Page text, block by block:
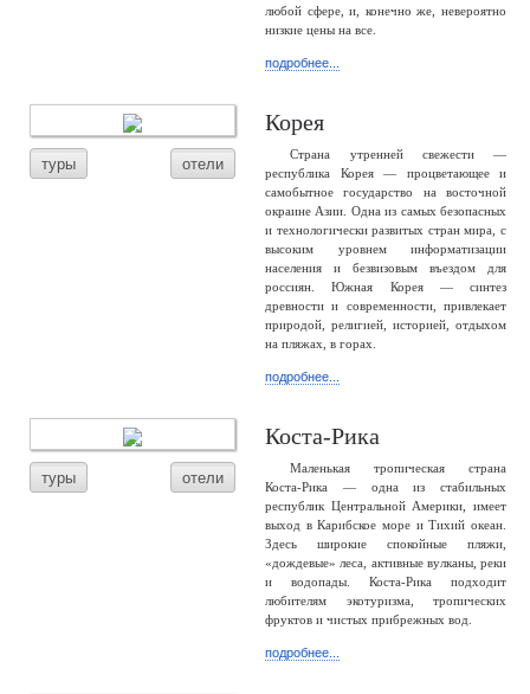
любой сфере, и, конечно же, невероятно
низкие цены на все.
подробнее...
туры отели
Корея
Страна утренней свежести —
республика Корея — процветающее и
самобытное государство на восточной
окраине Азии. Одна из самых безопасных
и технологически развитых стран мира, с
высоким уровнем информатизации
населения и безвизовым въездом для
россиян. Южная Корея — синтез
древности и современности, привлекает
природой, религией, историей, отдыхом
на пляжах, в горах.
подробнее...
туры отели
Коста-Рика
Маленькая тропическая страна
Коста-Рика — одна из стабильных
республик Центральной Америки, имеет
выход в Карибское море и Тихий океан.
Здесь широкие спокойные пляжи,
«дождевые» леса, активные вулканы, реки
и водопады. Коста-Рика подходит
любителям экотуризма, тропических
фруктов и чистых прибрежных вод.
подробнее...